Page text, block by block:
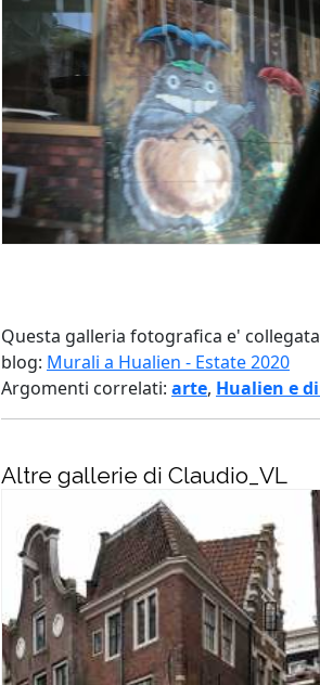
Questa galleria fotografica e'
blog: Murali a Hualien - Estate 2020
Argomenti correlati: arte, Hualien e
Altre gallerie di Claudio_VL